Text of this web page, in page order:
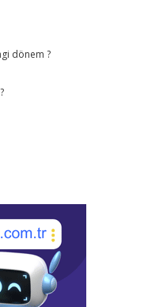
dönem ?